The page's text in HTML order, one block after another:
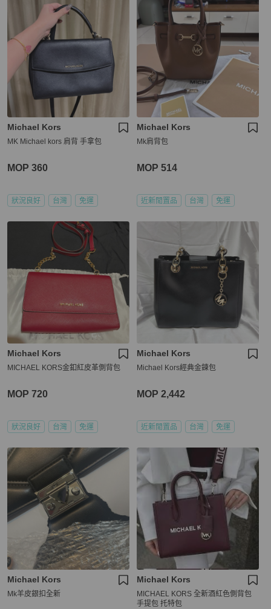
Michael Kors
MK Michael kors 肩背 手拿包
MOP 360
狀況良好 台灣 免運
Michael Kors
Mk肩背包
MOP 514
近新閒置品 台灣 免運
Michael Kors
MICHAEL KORS金釦紅皮革側背包
MOP 720
狀況良好 台灣 免運
Michael Kors
Michael Kors經典金鍊包
MOP 2,442
近新閒置品 台灣 免運
Michael Kors
Mk羊皮銀扣全新
Michael Kors
MICHAEL KORS 全新酒紅色側背包
手提包 托特包